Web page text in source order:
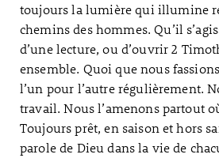
toujours la lumière qui illumine
chemins des hommes. Qu’il
d’une lecture, ou d’ouvrir 2
ensemble. Quoi que nous
l’un pour l’autre régulièrement.
travail. Nous l’amenons partout
Toujours prêt, en saison et hors
parole de Dieu dans la vie de